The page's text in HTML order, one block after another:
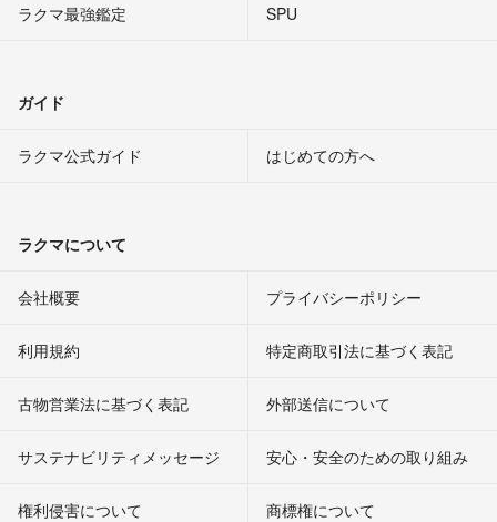
ラクマ最強鑑定
SPU
ガイド
ラクマ公式ガイド はじめての方へ
ラクマについて
会社概要 プライバシーポリシー
利用規約 特定商取引法に基づく表記
古物営業法に基づく表記 外部送信について
サステナビリティメッセージ 安心・安全のための取り組み
権利侵害について
商標権について